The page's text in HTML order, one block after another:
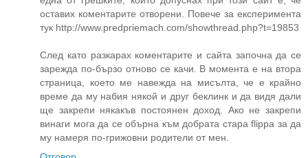
оставих коментарите отворени. Повече за експеримента
тук http://www.predpriemach.com/showthread.php?t=19853
След като разкарах коментарите и сайта започна да се
зарежда по-бързо отново се качи. В момента е на втора
страница, което ме навежда на мисълта, че е крайно
време да му набия някой и друг беклинк и да видя дали
ще закрепи някакъв постоянен доход. Ако не закрепи
винаги мога да се обърна към добрата стара flippa за да
му намеря по-грижовни родители от мен.